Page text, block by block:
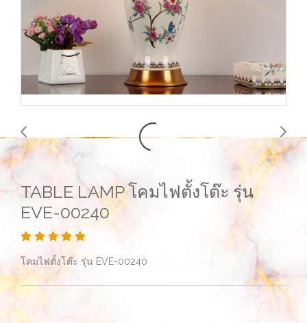
TABLE LAMP โคมไฟตั้งโต๊ะ รุ่น
EVE-00240
โคมไฟตั้งโต๊ะ รุ่น EVE-00240